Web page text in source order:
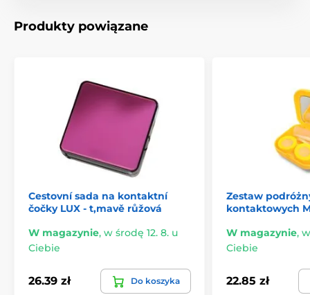
Produkty powiązane
Cestovní sada na kontaktní
čočky LUX - t,mavě růžová
W magazynie, w środę 12. 8. u
Ciebie
26.39 zł Do koszyka
Zestaw
kontaktowych
W magazynie,
Ciebie
22.85 zł